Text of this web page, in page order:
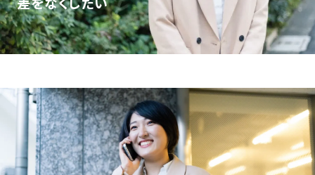
福利厚生
ご利用の流れ
コーディネーター紹介